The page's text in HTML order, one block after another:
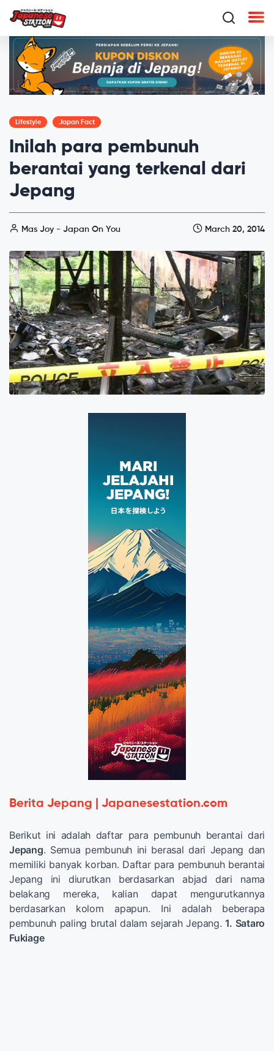
Lifestyle Japan Fact
Inilah para pembunuh
berantai yang terkenal dari
Jepang
Mas Joy - Japan On You March 20, 2014
Berita Jepang | Japanesestation.com
Berikut ini adalah daftar para pembunuh berantai dari
Jepang. Semua pembunuh ini berasal dari Jepang dan
memiliki banyak korban. Daftar para pembunuh berantai
Jepang ini diurutkan berdasarkan abjad dari nama
belakang mereka, kalian dapat mengurutkannya
berdasarkan kolom apapun. Ini adalah beberapa
pembunuh paling brutal dalam sejarah Jepang.1. Sataro
Fukiage